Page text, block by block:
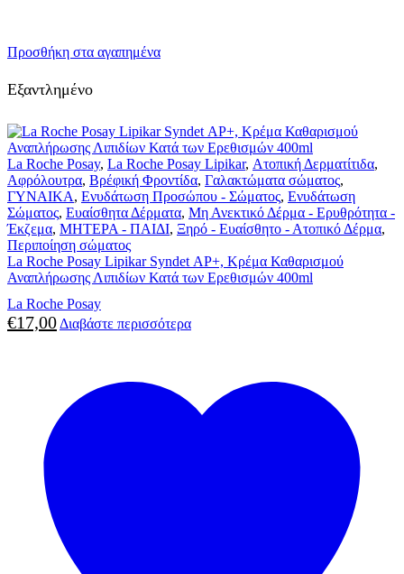
Προσθήκη στα αγαπημένα
Εξαντλημένο
La Roche Posay, La Roche Posay Lipikar, Ατοπική Δερματίτιδα,
Αφρόλουτρα, Βρέφική Φροντίδα, Γαλακτώματα σώματος,
ΓΥΝΑΙΚΑ, Ενυδάτωση Προσώπου - Σώματος, Ενυδάτωση
Σώματος, Ευαίσθητα Δέρματα, Μη Ανεκτικό Δέρμα - Ερυθρότητα -
Έκζεμα, ΜΗΤΕΡΑ - ΠΑΙΔΙ, Ξηρό - Ευαίσθητο - Ατοπικό Δέρμα,
Περιποίηση σώματος
La Roche Posay Lipikar Syndet ΑP+, Κρέμα Καθαρισμού
Αναπλήρωσης Λιπιδίων Κατά των Ερεθισμών 400ml
La Roche Posay
€17,00 Διαβάστε περισσότερα